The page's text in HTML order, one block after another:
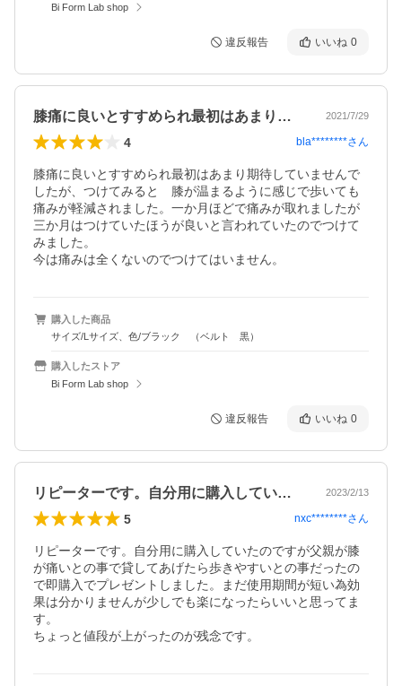
Bi Form Lab shop
違反報告 いいね 0
膝痛に良いとすすめられ最初はあまり期待… 2021/7/29
4 bla********さん
膝痛に良いとすすめられ最初はあまり期待していませんで
したが、つけてみると　膝が温まるように感じで歩いても
痛みが軽減されました。一か月ほどで痛みが取れましたが
三か月はつけていたほうが良いと言われていたのでつけて
みました。
今は痛みは全くないのでつけてはいません。
購入した商品
サイズ/Lサイズ、色/ブラック （ベルト 黒）
購入したストア
Bi Form Lab shop
違反報告 いいね 0
リピーターです。自分用に購入していたの… 2023/2/13
5 nxc********さん
リピーターです。自分用に購入していたのですが父親が膝
が痛いとの事で貸してあげたら歩きやすいとの事だったの
で即購入でプレゼントしました。まだ使用期間が短い為効
果は分かりませんが少しでも楽になったらいいと思ってま
す。
ちょっと値段が上がったのが残念です。